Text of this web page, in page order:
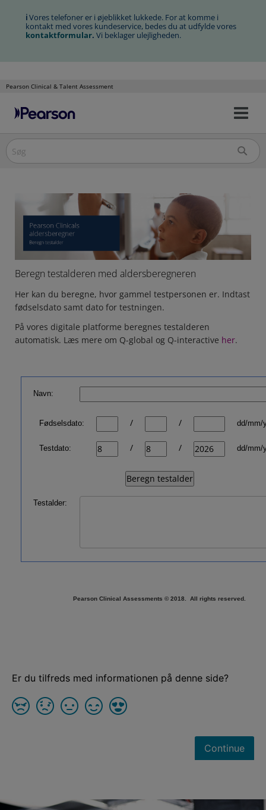
ℹVores telefoner er i øjeblikket lukkede. For at komme i
kontakt med vores kundeservice, bedes du at udfylde vores
kontaktformular. Vi beklager ulejligheden.
Pearson Clinical & Talent Assessment
Slå
Spring
til
indholdet
Beregn testalderen med aldersberegneren
Her kan du beregne, hvor gammel testpersonen er. Indtast
fødselsdato samt dato for testningen.
På vores digitale platforme beregnes testalderen
automatisk. Læs mere om Q-global og Q-interactive her.
Navn:
Fødselsdato: / / dd/mm/
Testdato: / / dd/mm/
Testalder:
Pearson Clinical Assessments © 2018. All rights reserved.